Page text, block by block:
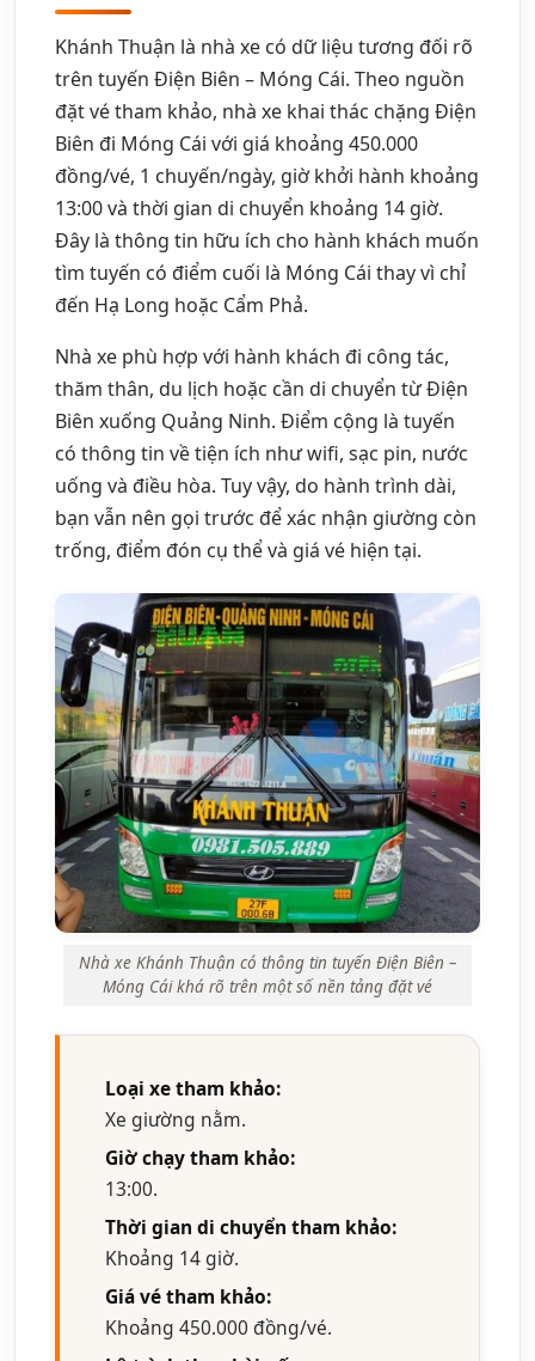
Khánh Thuận là nhà xe có dữ liệu tương đối rõ
trên tuyến Điện Biên – Móng Cái. Theo nguồn
đặt vé tham khảo, nhà xe khai thác chặng Điện
Biên đi Móng Cái với giá khoảng 450.000
đồng/vé, 1 chuyến/ngày, giờ khởi hành khoảng
13:00 và thời gian di chuyển khoảng 14 giờ.
Đây là thông tin hữu ích cho hành khách muốn
tìm tuyến có điểm cuối là Móng Cái thay vì chỉ
đến Hạ Long hoặc Cẩm Phả.
Nhà xe phù hợp với hành khách đi công tác,
thăm thân, du lịch hoặc cần di chuyển từ Điện
Biên xuống Quảng Ninh. Điểm cộng là tuyến
có thông tin về tiện ích như wifi, sạc pin, nước
uống và điều hòa. Tuy vậy, do hành trình dài,
bạn vẫn nên gọi trước để xác nhận giường còn
trống, điểm đón cụ thể và giá vé hiện tại.
Nhà xe Khánh Thuận có thông tin tuyến Điện Biên –
Móng Cái khá rõ trên một số nền tảng đặt vé
Loại xe tham khảo:
Xe giường nằm.
Giờ chạy tham khảo:
13:00.
Thời gian di chuyển tham khảo:
Khoảng 14 giờ.
Giá vé tham khảo:
Khoảng 450.000 đồng/vé.